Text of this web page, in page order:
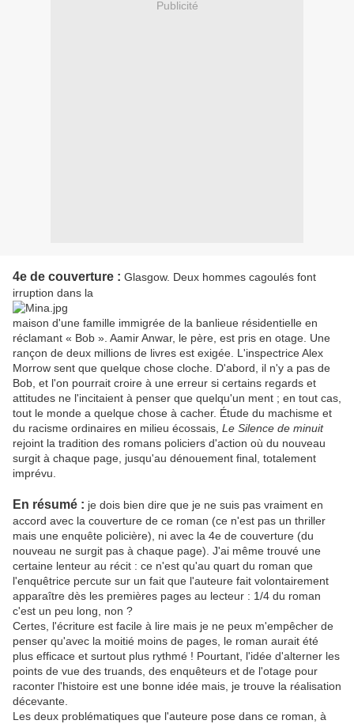
Publicité
4e de couverture : Glasgow. Deux hommes cagoulés font
irruption dans la
maison d'une famille immigrée de la banlieue résidentielle en
réclamant « Bob ». Aamir Anwar, le père, est pris en otage. Une
rançon de deux millions de livres est exigée. L'inspectrice Alex
Morrow sent que quelque chose cloche. D'abord, il n'y a pas de
Bob, et l'on pourrait croire à une erreur si certains regards et
attitudes ne l'incitaient à penser que quelqu'un ment ; en tout cas,
tout le monde a quelque chose à cacher. Étude du machisme et
du racisme ordinaires en milieu écossais, Le Silence de minuit
rejoint la tradition des romans policiers d'action où du nouveau
surgit à chaque page, jusqu'au dénouement final, totalement
imprévu.
En résumé : je dois bien dire que je ne suis pas vraiment en
accord avec la couverture de ce roman (ce n'est pas un thriller
mais une enquête policière), ni avec la 4e de couverture (du
nouveau ne surgit pas à chaque page). J'ai même trouvé une
certaine lenteur au récit : ce n'est qu'au quart du roman que
l'enquêtrice percute sur un fait que l'auteure fait volontairement
apparaître dès les premières pages au lecteur : 1/4 du roman
c'est un peu long, non ?
Certes, l'écriture est facile à lire mais je ne peux m'empêcher de
penser qu'avec la moitié moins de pages, le roman aurait été
plus efficace et surtout plus rythmé ! Pourtant, l'idée d'alterner les
points de vue des truands, des enquêteurs et de l'otage pour
raconter l'histoire est une bonne idée mais, je trouve la réalisation
décevante.
Les deux problématiques que l'auteure pose dans ce roman, à